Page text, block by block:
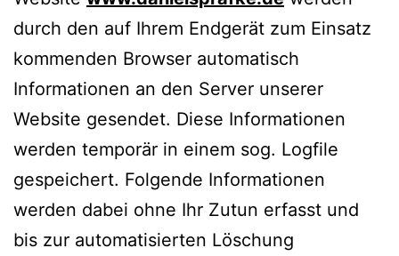
durch den auf Ihrem Endgerät zum Einsatz
kommenden Browser automatisch
Informationen an den Server unserer
Website gesendet. Diese Informationen
werden temporär in einem sog. Logfile
gespeichert. Folgende Informationen
werden dabei ohne Ihr Zutun erfasst und
bis zur automatisierten Löschung